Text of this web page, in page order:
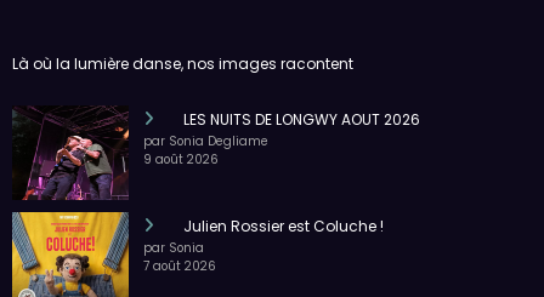
Là où la lumière danse, nos images racontent